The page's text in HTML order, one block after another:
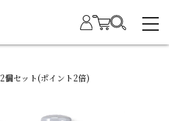
2個セット(ポイント2倍)